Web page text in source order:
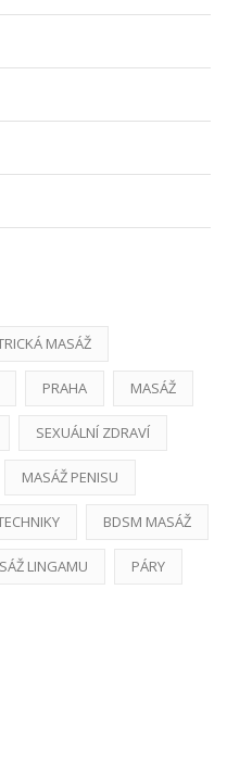
MASÁŽ
PRAHA MASÁŽ
SEXUÁLNÍ ZDRAVÍ
MASÁŽ PENISU
BDSM MASÁŽ
LINGAMU PÁRY